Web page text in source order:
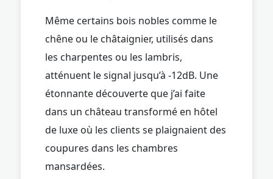
Même certains bois nobles comme le
chêne ou le châtaignier, utilisés dans
les charpentes ou les lambris,
atténuent le signal jusqu’à -12dB. Une
étonnante découverte que j’ai faite
dans un château transformé en hôtel
de luxe où les clients se plaignaient des
coupures dans les chambres
mansardées.